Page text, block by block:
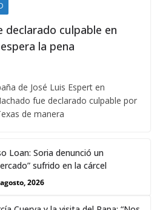
declarado culpable en
la pena
de José Luis Espert en
fue declarado culpable por
de manera
Loan: Soria denunció un
sufrido en la cárcel
2026